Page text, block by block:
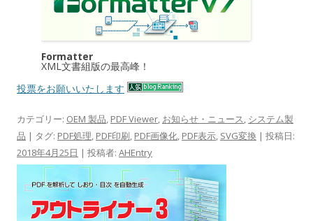
Formatter
XML文書組版の最高峰！
投票をお願いいたします
カテゴリー: OEM 製品, PDF Viewer, お知らせ・ニュース, システム製
品 | タグ: PDF処理, PDF印刷, PDF画像化, PDF表示, SVG変換 | 投稿日:
2018年4月25日 | 投稿者: AHEntry